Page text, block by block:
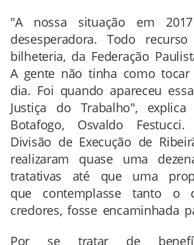
"A nossa situação em
desesperadora. Todo
bilheteria, da Federação
A gente não tinha como
dia. Foi quando apareceu
Justiça do Trabalho",
Botafogo, Osvaldo
Divisão de Execução de
realizaram quase uma
tratativas até que uma
que contemplasse tanto o
credores, fosse encaminhada
Por se tratar de